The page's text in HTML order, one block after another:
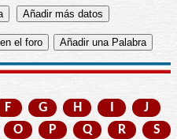
F G H I
J
O P Q R
S